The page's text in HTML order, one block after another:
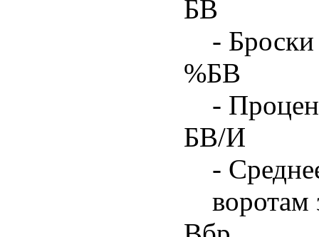
БВ
-
%БВ
-
БВ/И
-
воротам